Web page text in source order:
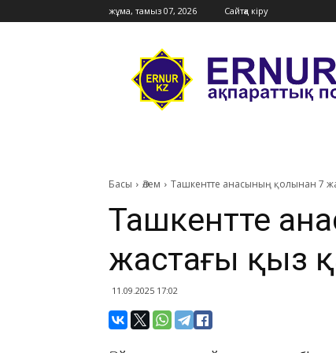
жұма, тамыз 07, 2026 Сайтқа кіру
Ernur
Press
Басы Әлем Ташкентте анасының қолынан 7
Ташкентте
жастағы қыз
11.09.2025 17:02